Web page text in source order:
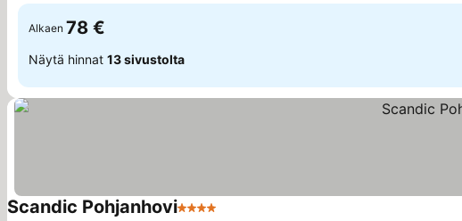
Alkaen 78 €
Näytä hinnat 13 sivustolta
Scandic Pohjanhovi4 Tähtiluokitus